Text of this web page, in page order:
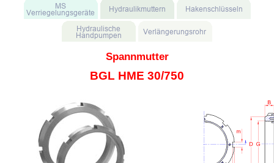
Spannmutter
BGL HME 30/750